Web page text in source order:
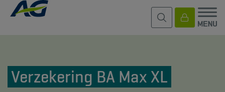
Verzekering BA Max XL